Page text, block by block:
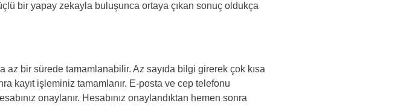
bir yapay zekayla buluşunca ortaya çıkan sonuç oldukça
az bir sürede tamamlanabilir. Az sayıda bilgi girerek çok kısa
kayıt işleminiz tamamlanır. E-posta ve cep telefonu
onaylanır. Hesabınız onaylandıktan hemen sonra